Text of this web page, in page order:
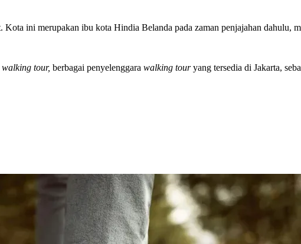
Kota ini merupakan ibu kota Hindia Belanda pada zaman penjajahan dahulu,
walking tour, berbagai penyelenggara walking touryang tersedia di Jakarta,